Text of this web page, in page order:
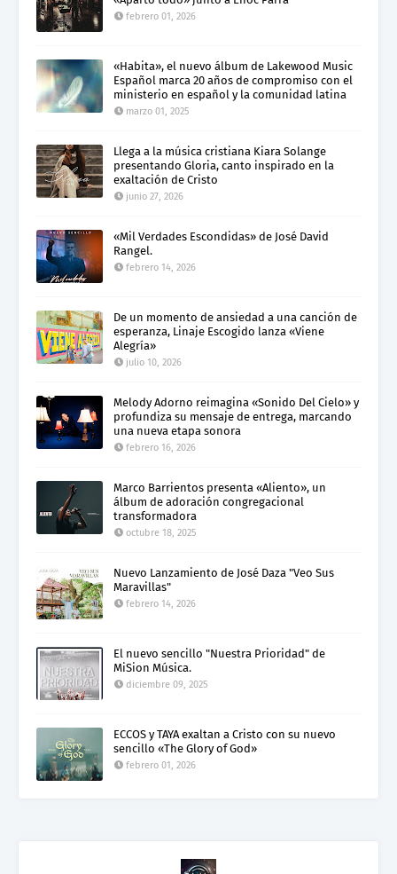
febrero 01, 2026
«Habita», el nuevo álbum de Lakewood Music
Español marca 20 años de compromiso con el
ministerio en español y la comunidad latina
marzo 01, 2025
Llega a la música cristiana Kiara Solange
presentando Gloria, canto inspirado en la
exaltación de Cristo
junio 27, 2026
«Mil Verdades Escondidas» de José David
Rangel.
febrero 14, 2026
De un momento de ansiedad a una canción de
esperanza, Linaje Escogido lanza «Viene
Alegría»
julio 10, 2026
Melody Adorno reimagina «Sonido Del Cielo» y
profundiza su mensaje de entrega, marcando
una nueva etapa sonora
febrero 16, 2026
Marco Barrientos presenta «Aliento», un
álbum de adoración congregacional
transformadora
octubre 18, 2025
Nuevo Lanzamiento de José Daza "Veo Sus
Maravillas"
febrero 14, 2026
El nuevo sencillo "Nuestra Prioridad" de
MiSion Música.
diciembre 09, 2025
ECCOS y TAYA exaltan a Cristo con su nuevo
sencillo «The Glory of God»
febrero 01, 2026